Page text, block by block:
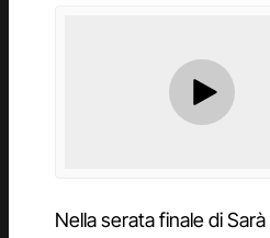
Nella serata finale di